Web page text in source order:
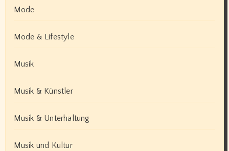
Mode
Mode & Lifestyle
Musik
Musik & Künstler
Musik & Unterhaltung
Musik und Kultur